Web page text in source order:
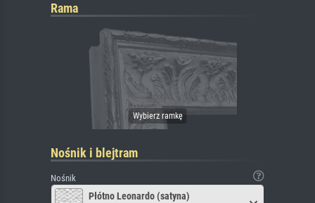
Rama
Nośnik i blejtram
Nośnik
Płótno Leonardo (satyna)